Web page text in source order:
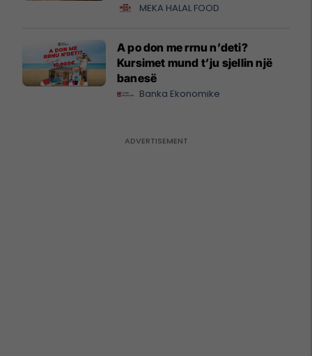
MEKA HALAL FOOD
A po don me rrnu n’deti?
Kursimet mund t’ju sjellin një
banesë
Banka Ekonomike